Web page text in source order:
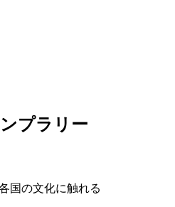
プラリー
国の文化に触れる